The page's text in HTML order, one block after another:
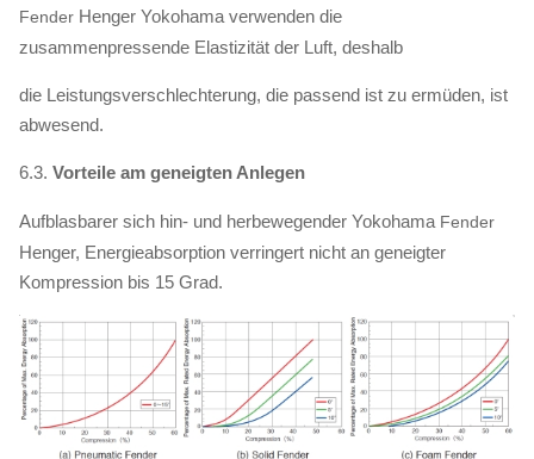
Fender Henger Yokohama verwenden die
zusammenpressende Elastizität der Luft, deshalb
die Leistungsverschlechterung, die passend ist zu ermüden, ist
abwesend.
6.3. Vorteile am geneigten Anlegen
Aufblasbarer sich hin- und herbewegender Yokohama Fender
Henger, Energieabsorption verringert nicht an geneigter
Kompression bis 15 Grad.